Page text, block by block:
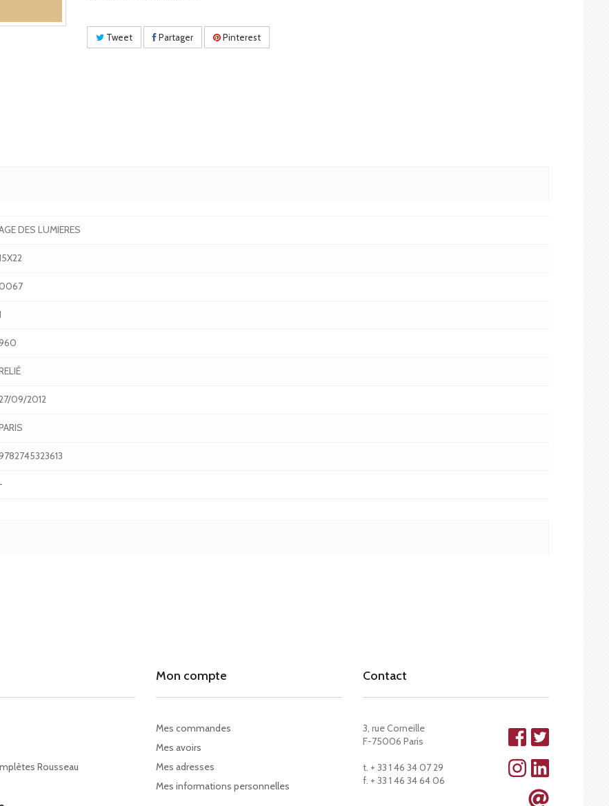
Tweet Partager Pinterest
DES LUMIERES
09/2012
-
Rousseau
Mon compte
Mes commandes
Mes avoirs
Mes adresses
Mes informations personnelles
Contact
3, rue Corneille
F-75006 Paris
t. + 33 1 46 34 07 29
f. + 33 1 46 34 64 06